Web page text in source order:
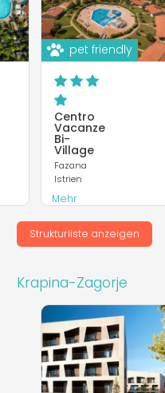
pet friendly
Centro
Vacanze
Bi-
Village
Fazana
Istrien
Mehr
Webseite
Strukturliste anzeigen
Krapina-Zagorje